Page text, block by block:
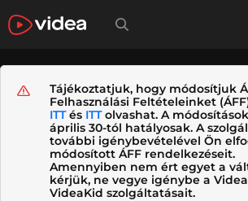
Tájékoztatjuk, hogy módosítjuk
Felhasználási Feltételeinket
ITTés ITTolvashat. A
április 30-tól hatályosak. A
további igénybevételével Ön
módosított ÁFF rendelkezéseit.
Amennyiben nem ért egyet a
kérjük, ne vegye igénybe a
VideaKid szolgáltatásait.